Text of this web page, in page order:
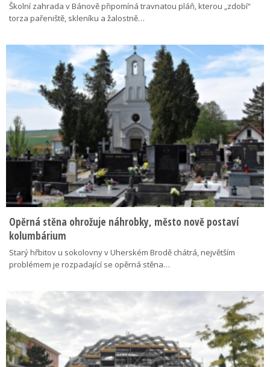
Školní zahrada v Bánově připomíná travnatou pláň, kterou „zdobí“
torza pařeniště, skleníku a žalostně…
Opěrná stěna ohrožuje náhrobky, město nově postaví
kolumbárium
Starý hřbitov u sokolovny v Uherském Brodě chátrá, největším
problémem je rozpadající se opěrná stěna…